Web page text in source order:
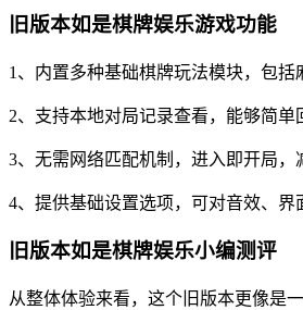
旧版本如是棋牌娱乐游戏功能
1、内置多种基础棋牌玩法模块，包括
2、支持本地对局记录查看，能够简单
3、无需网络匹配机制，进入即开局，
4、提供基础设置选项，可对音效、界
旧版本如是棋牌娱乐小编测评
从整体体验来看，这个旧版本更像是